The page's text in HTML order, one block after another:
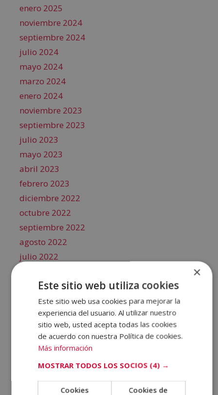
enero 2025
noviembre 2024
septiembre 2024
julio 2024
mayo 2024
marzo 2024
enero 2024
noviembre 2023
septiembre 2023
julio 2023
mayo 2023
abril 2023
febrero 2023
diciembre 2022
octubre 2022
septiembre 2022
agosto 2022
julio 2022
mayo 2022
abril 2022
marzo 2022
febrero 2022
enero 2022
octubre 2021
×
Este sitio web utiliza cookies
Este sitio web usa cookies para mejorar la
experiencia del usuario. Al utilizar nuestro
sitio web, usted acepta todas las cookies
de acuerdo con nuestra Política de cookies.
Más información
MOSTRAR TODOS LOS SOCIOS (4) →
Cookies
Cookies de